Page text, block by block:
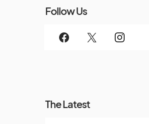
Follow Us
The Latest